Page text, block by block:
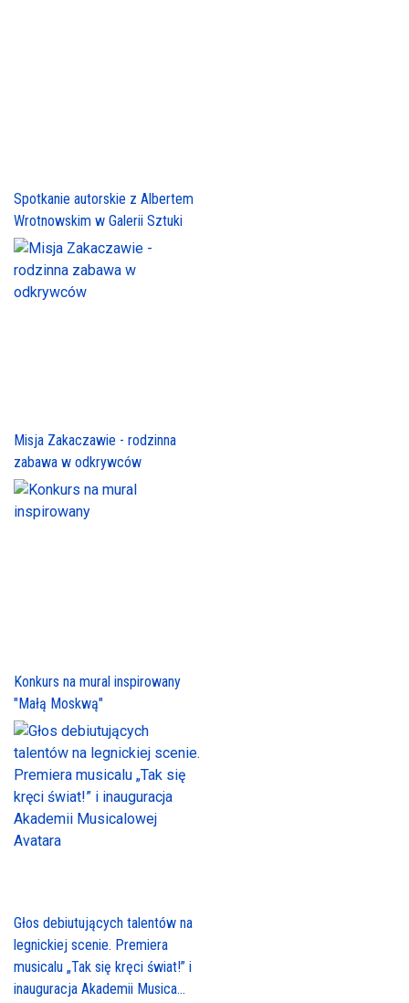
Spotkanie autorskie z Albertem
Wrotnowskim w Galerii Sztuki
Misja Zakaczawie - rodzinna
zabawa w odkrywców
Konkurs na mural inspirowany
"Małą Moskwą"
Głos debiutujących talentów na
legnickiej scenie. Premiera
musicalu „Tak się kręci świat!” i
inauguracja Akademii Musica...